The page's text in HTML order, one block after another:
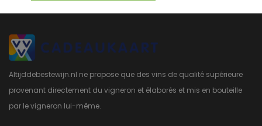
Altijddebestewijn.nl ne propose que des vins de qualité supérieure
provenant directement du vigneron et élaborés et mis en bouteille
par le vigneron lui-même.